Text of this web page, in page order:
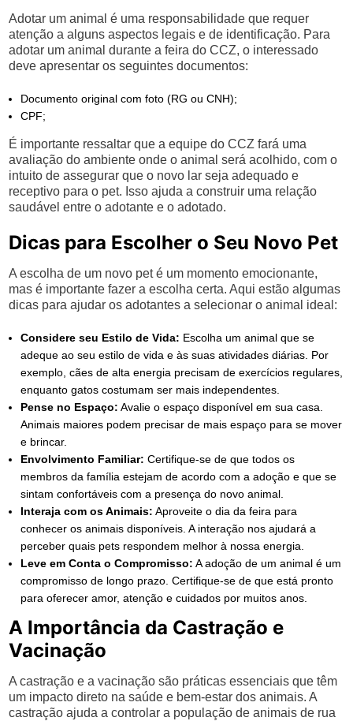
Adotar um animal é uma responsabilidade que requer
atenção a alguns aspectos legais e de identificação. Para
adotar um animal durante a feira do CCZ, o interessado
deve apresentar os seguintes documentos:
Documento original com foto (RG ou CNH);
CPF;
É importante ressaltar que a equipe do CCZ fará uma
avaliação do ambiente onde o animal será acolhido, com o
intuito de assegurar que o novo lar seja adequado e
receptivo para o pet. Isso ajuda a construir uma relação
saudável entre o adotante e o adotado.
Dicas para Escolher o Seu Novo Pet
A escolha de um novo pet é um momento emocionante,
mas é importante fazer a escolha certa. Aqui estão algumas
dicas para ajudar os adotantes a selecionar o animal ideal:
Considere seu Estilo de Vida: Escolha um animal que se
adeque ao seu estilo de vida e às suas atividades diárias. Por
exemplo, cães de alta energia precisam de exercícios regulares,
enquanto gatos costumam ser mais independentes.
Pense no Espaço: Avalie o espaço disponível em sua casa.
Animais maiores podem precisar de mais espaço para se mover
e brincar.
Envolvimento Familiar: Certifique-se de que todos os
membros da família estejam de acordo com a adoção e que se
sintam confortáveis com a presença do novo animal.
Interaja com os Animais: Aproveite o dia da feira para
conhecer os animais disponíveis. A interação nos ajudará a
perceber quais pets respondem melhor à nossa energia.
Leve em Conta o Compromisso: A adoção de um animal é um
compromisso de longo prazo. Certifique-se de que está pronto
para oferecer amor, atenção e cuidados por muitos anos.
A Importância da Castração e
Vacinação
A castração e a vacinação são práticas essenciais que têm
um impacto direto na saúde e bem-estar dos animais. A
castração ajuda a controlar a população de animais de rua